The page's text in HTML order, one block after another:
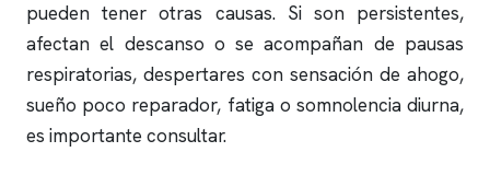
pueden tener otras causas. Si son persistentes,
afectan el descanso o se acompañan de pausas
respiratorias, despertares con sensación de ahogo,
sueño poco reparador, fatiga o somnolencia diurna,
es importante consultar.